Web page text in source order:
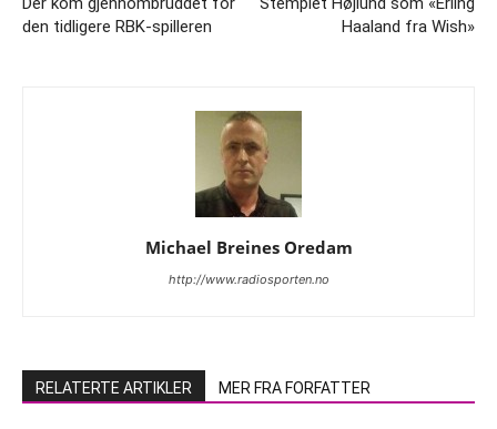
den tidligere RBK-spilleren
Haaland fra Wish»
Michael Breines Oredam
http://www.radiosporten.no
RELATERTE ARTIKLER MER FRA FORFATTER